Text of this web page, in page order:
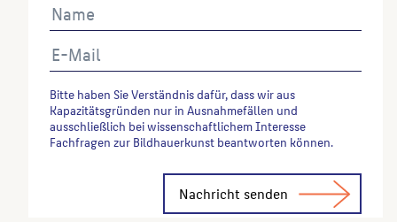
Bitte haben Sie Verständnis dafür, dass wir aus
Kapazitätsgründen nur in Ausnahmefällen und
ausschließlich bei wissenschaftlichem Interesse
Fachfragen zur Bildhauerkunst beantworten können.